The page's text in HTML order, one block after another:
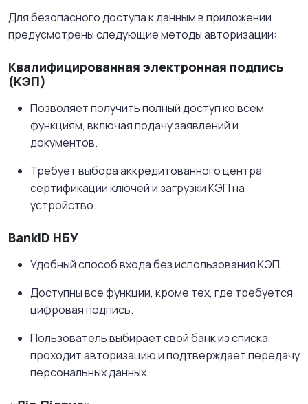
Для безопасного доступа к данным в приложении
предусмотрены следующие методы авторизации:
Квалифицированная электронная подпись
(КЭП)
Позволяет получить полный доступ ко всем
функциям, включая подачу заявлений и
документов.
Требует выбора аккредитованного центра
сертификации ключей и загрузки КЭП на
устройство.
BankID НБУ
Удобный способ входа без использования КЭП.
Доступны все функции, кроме тех, где требуется
цифровая подпись.
Пользователь выбирает свой банк из списка,
проходит авторизацию и подтверждает передачу
персональных данных.